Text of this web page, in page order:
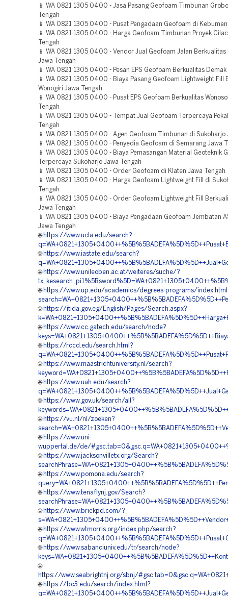
📱 WA 0821 1305 0400 - Jasa Pasang Geofoam Timbunan
Tengah
📱 WA 0821 1305 0400 - Pusat Pengadaan Geofoam di
📱 WA 0821 1305 0400 - Harga Geofoam Timbunan Proyek
Tengah
📱 WA 0821 1305 0400 - Vendor Jual Geofoam Jalan Berkualitas
Jawa Tengah
📱 WA 0821 1305 0400 - Pesan EPS Geofoam Berkualitas Demak
📱 WA 0821 1305 0400 - Biaya Pasang Geofoam Lightweight Fill
Wonogiri Jawa Tengah
📱 WA 0821 1305 0400 - Pusat EPS Geofoam Berkualitas
Tengah
📱 WA 0821 1305 0400 - Tempat Jual Geofoam Terpercaya
Tengah
📱 WA 0821 1305 0400 - Agen Geofoam Timbunan di Sukoharjo
📱 WA 0821 1305 0400 - Penyedia Geofoam di Semarang Jawa
📱 WA 0821 1305 0400 - Biaya Pemasangan Material Geoteknik
Terpercaya Sukoharjo Jawa Tengah
📱 WA 0821 1305 0400 - Order Geofoam di Klaten Jawa Tengah
📱 WA 0821 1305 0400 - Harga Geofoam Lightweight Fill di
Tengah
📱 WA 0821 1305 0400 - Order Geofoam Lightweight Fill
Jawa Tengah
📱 WA 0821 1305 0400 - Biaya Pengadaan Geofoam Jembatan
Jawa Tengah
🌐 https://www.ucla.edu/search?
🌐 https://www.iastate.edu/search?
🌐 https://www.unileoben.ac.at/weiteres/suche/?
🌐 https://www.up.edu/academics/degrees-programs/
🌐 https://itida.gov.eg/English/Pages/Search.aspx?
🌐 https://www.cc.gatech.edu/search/node?
🌐 https://rccd.edu/search.html?
🌐 https://www.maastrichtuniversity.nl/search?
🌐 https://www.uah.edu/search?
🌐 https://www.gov.uk/search/all?
🌐 https://vu.nl/nl/zoeken?
🌐 https://www.uni-
wuppertal.de/de/
🌐 https://www.jacksonvilletx.org/Search?
🌐 https://www.pomona.edu/search?
🌐 https://www.tenaflynj.gov/Search?
🌐 https://www.brickpd.com/?
🌐 https://www.wtmorris.org/index.php/search?
🌐 https://www.sabanciuniv.edu/tr/search/node?
🌐
https://www.seabrightnj.org/sbnj/
🌐 https://bc3.edu/search/index.html?